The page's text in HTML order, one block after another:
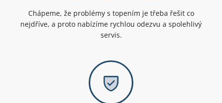
Chápeme, že problémy s topením je třeba řešit co
nejdříve, a proto nabízíme rychlou odezvu a spolehlivý
servis.